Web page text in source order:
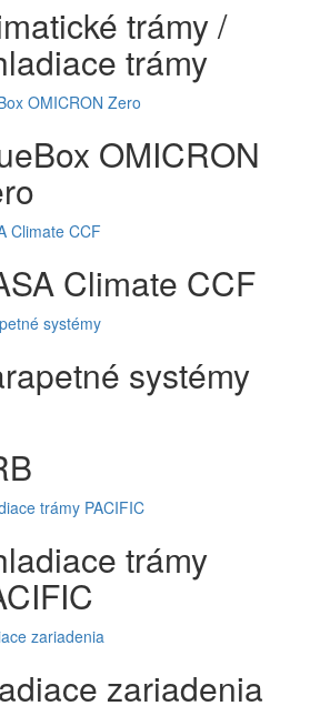
trámy /
trámy
OMICRON Zero
OMICRON
Climate CCF
Climate CCF
systémy
systémy
trámy PACIFIC
trámy
zariadenia
zariadenia